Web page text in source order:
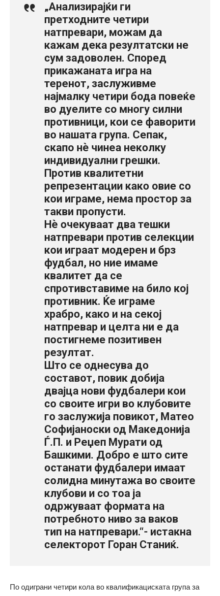
„Анализирајќи ги
претходните четири
натпревари, можам да
кажам дека резултатски не
сум задоволен. Според
прикажаната игра на
теренот, заслуживме
најмалку четири бода повеќе
во дуелите со многу силни
противници, кои се фаворити
во нашата група. Сепак,
скапо нè чинеа неколку
индивидуални грешки.
Против квалитетни
репрезентации како овие со
кои играме, нема простор за
такви пропусти.
Нè очекуваат два тешки
натпревари против селекции
кои играат модерен и брз
фудбал, но ние имаме
квалитет да се
спротивставиме на било кој
противник. Ќе играме
храбро, како и на секој
натпревар и целта ни е да
постигнеме позитивен
резултат.
Што се однесува до
составот, повик добија
двајца нови фудбалери кои
со своите игри во клубовите
го заслужија повикот, Матео
Софијаноски од Македонија
Ѓ.П. и Реџеп Мурати од
Башкими. Добро е што сите
останати фудбалери имаат
солидна минутажа во своите
клубови и со тоа ја
одржуваат формата на
потребното ниво за ваков
тип на натпревари.“- истакна
селекторот Горан Станиќ.
По одиграни четири кола во квалификациската група за